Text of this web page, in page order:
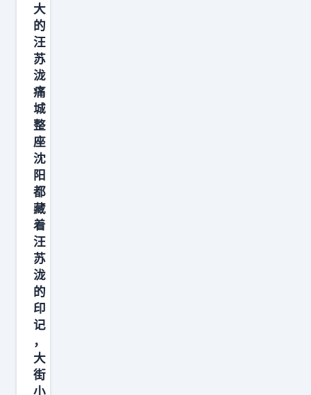
场
预
警
！
华
语
顶
流
×
国
际
唱
将
×
宝
藏
黑
齐
聚
大
的
汪
苏
泷
痛
城
整
座
沈
阳
都
藏
着
汪
苏
泷
的
印
记
，
大
街
小